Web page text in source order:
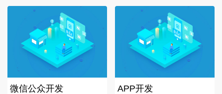
微信公众开发 APP开发